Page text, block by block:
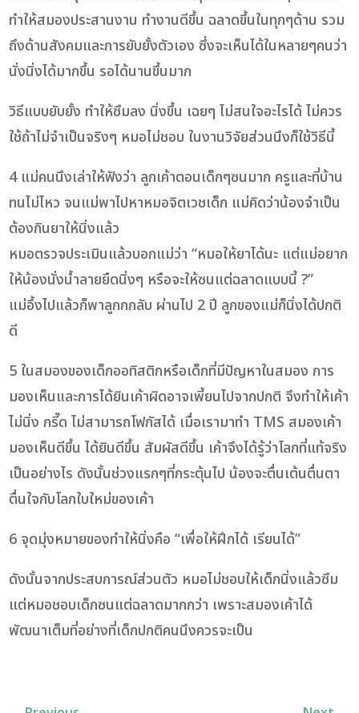
ทำให้สมองประสานงาน ทำงานดีขึ้น ฉลาดขึ้นในทุกๆด้าน รวม
ถึงด้านสังคมและการยับยั้งตัวเอง ซึ่งจะเห็นได้ในหลายๆคนว่า
นั่งนิ่งได้มากขึ้น รอได้นานขึ้นมาก
วิธีแบบยับยั้ง ทำให้ซึมลง นิ่งขึ้น เฉยๆ ไม่สนใจอะไรได้ ไม่ควร
ใช้ถ้าไม่จำเป็นจริงๆ หมอไม่ชอบ ในงานวิจัยส่วนนึงก็ใช้วิธีนี้
4 แม่คนนึงเล่าให้ฟังว่า ลูกเค้าตอนเด็กๆซนมาก ครูและที่บ้าน
ทนไม่ไหว จนแม่พาไปหาหมอจิตเวชเด็ก แม่คิดว่าน้องจำเป็น
ต้องกินยาให้นิ่งแล้ว
หมอตรวจประเมินแล้วบอกแม่ว่า “หมอให้ยาได้นะ แต่แม่อยาก
ให้น้องนั่งน้ำลายยืดนิ่งๆ หรือจะให้ซนแต่ฉลาดแบบนี้ ?”
แม่อึ้งไปแล้วก็พาลูกกกลับ ผ่านไป 2 ปี ลูกของแม่ก็นิ่งได้ปกติ
ดี
5 ในสมองของเด็กออทิสติกหรือเด็กที่มีปัญหาในสมอง การ
มองเห็นและการได้ยินเค้าผิดอาจเพี้ยนไปจากปกติ จึงทำให้เค้า
ไม่นิ่ง กรี๊ด ไม่สามารถโฟกัสได้ เมื่อเรามาทำ TMS สมองเค้า
มองเห็นดีขึ้น ได้ยินดีขึ้น สัมผัสดีขึ้น เค้าจึงได้รู้ว่าโลกที่แท้จริง
เป็นอย่างไร ดังนั้นช่วงแรกๆที่กระตุ้นไป น้องจะตื่นเต้นตื่นตา
ตื่นใจกับโลกใบใหม่ของเค้า
6 จุดมุ่งหมายของทำให้นิ่งคือ “เพื่อให้ฝึกได้ เรียนได้”
ดังนั้นจากประสบการณ์ส่วนตัว หมอไม่ชอบให้เด็กนิ่งแล้วซึม
แต่หมอชอบเด็กซนแต่ฉลาดมากกว่า เพราะสมองเค้าได้
พัฒนาเต็มที่อย่างที่เด็กปกติคนนึงควรจะเป็น